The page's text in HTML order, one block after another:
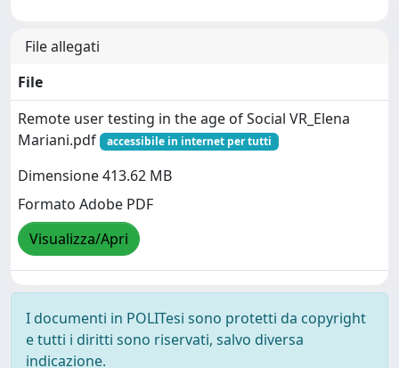
File allegati
File
Remote user testing in the age of Social VR_Elena
Mariani.pdf
accessibile in internet per tutti
Dimensione 413.62 MB
Formato Adobe PDF
Visualizza/Apri
I documenti in POLITesi sono protetti da copyright
e tutti i diritti sono riservati, salvo diversa
indicazione.